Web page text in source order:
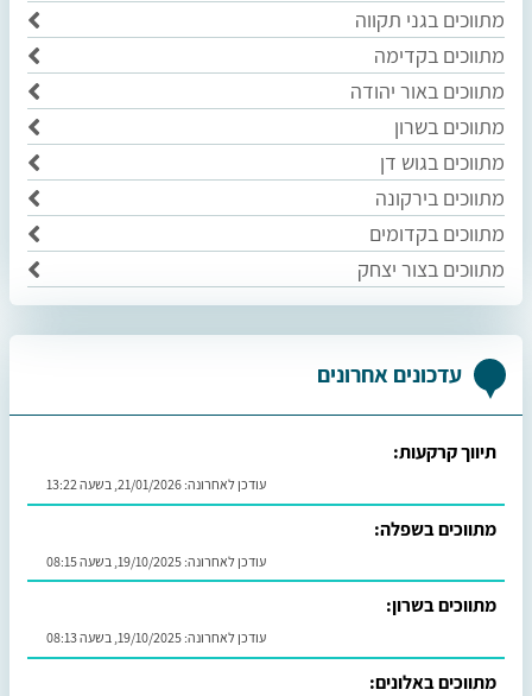
מתווכים בגני תקווה
מתווכים בקדימה
מתווכים באור יהודה
מתווכים בשרון
מתווכים בגוש דן
מתווכים בירקונה
מתווכים בקדומים
מתווכים בצור יצחק
עדכונים אחרונים
תיווך קרקעות:
עודכן לאחרונה: 21/01/2026, בשעה 13:22
מתווכים בשפלה:
עודכן לאחרונה: 19/10/2025, בשעה 08:15
מתווכים בשרון:
עודכן לאחרונה: 19/10/2025, בשעה 08:13
מתווכים באלונים: